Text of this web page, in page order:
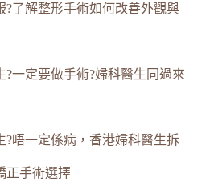
?了解整形手術如何改善外觀與
一定要做手術?婦科醫生同過來
?唔一定係病，香港婦科醫生拆
正手術選擇